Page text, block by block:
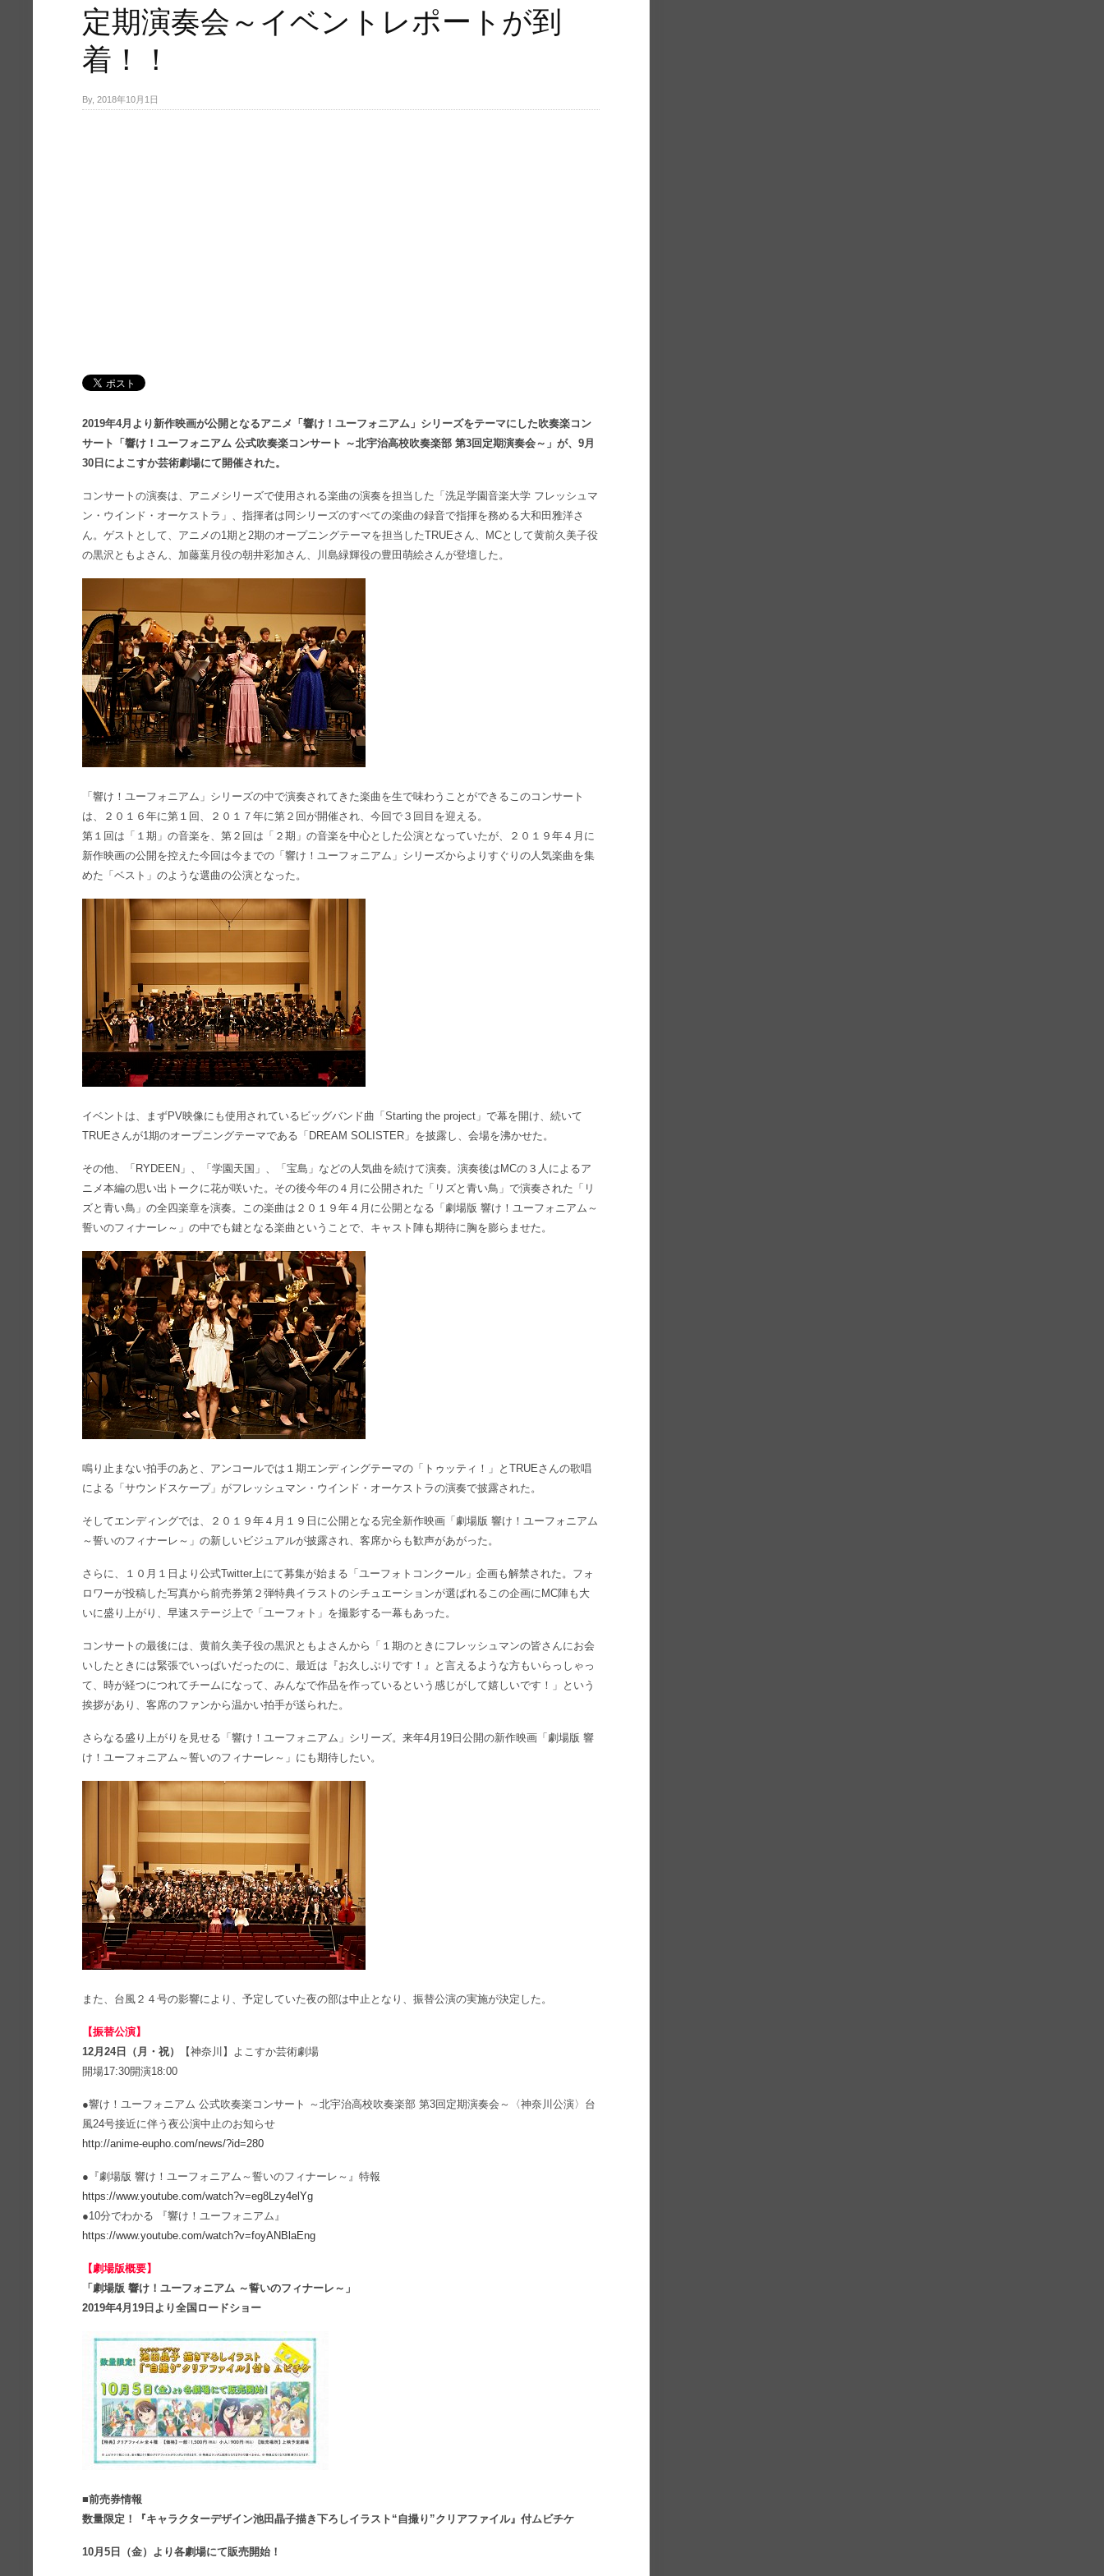
定期演奏会～イベントレポートが到
着！！
By, 2018年10月1日
2019年4月より新作映画が公開となるアニメ「響け！ユーフォニアム」シリーズをテーマにした吹奏楽コン
サート「響け！ユーフォニアム 公式吹奏楽コンサート ～北宇治高校吹奏楽部 第3回定期演奏会～」が、9月
30日によこすか芸術劇場にて開催された。
コンサートの演奏は、アニメシリーズで使用される楽曲の演奏を担当した「洗足学園音楽大学 フレッシュマ
ン・ウインド・オーケストラ」、指揮者は同シリーズのすべての楽曲の録音で指揮を務める大和田雅洋さ
ん。ゲストとして、アニメの1期と2期のオープニングテーマを担当したTRUEさん、MCとして黄前久美子役
の黒沢ともよさん、加藤葉月役の朝井彩加さん、川島緑輝役の豊田萌絵さんが登壇した。
「響け！ユーフォニアム」シリーズの中で演奏されてきた楽曲を生で味わうことができるこのコンサート
は、２０１６年に第１回、２０１７年に第２回が開催され、今回で３回目を迎える。
第１回は「１期」の音楽を、第２回は「２期」の音楽を中心とした公演となっていたが、２０１９年４月に
新作映画の公開を控えた今回は今までの「響け！ユーフォニアム」シリーズからよりすぐりの人気楽曲を集
めた「ベスト」のような選曲の公演となった。
イベントは、まずPV映像にも使用されているビッグバンド曲「Starting the project」で幕を開け、続いて
TRUEさんが1期のオープニングテーマである「DREAM SOLISTER」を披露し、会場を沸かせた。
その他、「RYDEEN」、「学園天国」、「宝島」などの人気曲を続けて演奏。演奏後はMCの３人によるア
ニメ本編の思い出トークに花が咲いた。その後今年の４月に公開された「リズと青い鳥」で演奏された「リ
ズと青い鳥」の全四楽章を演奏。この楽曲は２０１９年４月に公開となる「劇場版 響け！ユーフォニアム～
誓いのフィナーレ～」の中でも鍵となる楽曲ということで、キャスト陣も期待に胸を膨らませた。
鳴り止まない拍手のあと、アンコールでは１期エンディングテーマの「トゥッティ！」とTRUEさんの歌唱
による「サウンドスケープ」がフレッシュマン・ウインド・オーケストラの演奏で披露された。
そしてエンディングでは、２０１９年４月１９日に公開となる完全新作映画「劇場版 響け！ユーフォニアム
～誓いのフィナーレ～」の新しいビジュアルが披露され、客席からも歓声があがった。
さらに、１０月１日より公式Twitter上にて募集が始まる「ユーフォトコンクール」企画も解禁された。フォ
ロワーが投稿した写真から前売券第２弾特典イラストのシチュエーションが選ばれるこの企画にMC陣も大
いに盛り上がり、早速ステージ上で「ユーフォト」を撮影する一幕もあった。
コンサートの最後には、黄前久美子役の黒沢ともよさんから「１期のときにフレッシュマンの皆さんにお会
いしたときには緊張でいっぱいだったのに、最近は『お久しぶりです！』と言えるような方もいらっしゃっ
て、時が経つにつれてチームになって、みんなで作品を作っているという感じがして嬉しいです！」という
挨拶があり、客席のファンから温かい拍手が送られた。
さらなる盛り上がりを見せる「響け！ユーフォニアム」シリーズ。来年4月19日公開の新作映画「劇場版 響
け！ユーフォニアム～誓いのフィナーレ～」にも期待したい。
また、台風２４号の影響により、予定していた夜の部は中止となり、振替公演の実施が決定した。
【振替公演】
12月24日（月・祝）
【神奈川】よこすか芸術劇場
開場17:30開演18:00
●響け！ユーフォニアム 公式吹奏楽コンサート ～北宇治高校吹奏楽部 第3回定期演奏会～〈神奈川公演〉台
風24号接近に伴う夜公演中止のお知らせ
http://anime-eupho.com/news/?id=280
●『劇場版 響け！ユーフォニアム～誓いのフィナーレ～』特報
https://www.youtube.com/watch?v=eg8Lzy4elYg
●10分でわかる 『響け！ユーフォニアム』
https://www.youtube.com/watch?v=foyANBlaEng
【劇場版概要】
「劇場版 響け！ユーフォニアム ～誓いのフィナーレ～」
2019年4月19日より全国ロードショー
■前売券情報
数量限定！『キャラクターデザイン池田晶子描き下ろしイラスト“自撮り”クリアファイル』付ムビチケ
10月5日（金）より各劇場にて販売開始！